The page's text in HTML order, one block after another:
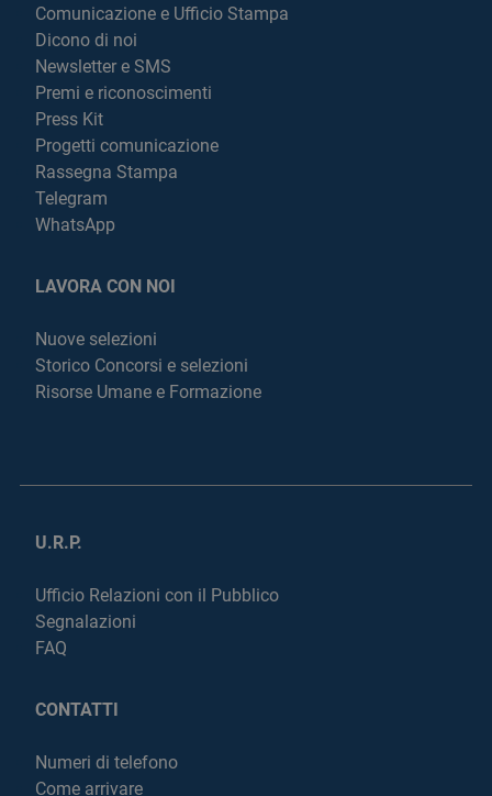
Comunicazione e Ufficio Stampa
Dicono di noi
Newsletter e SMS
Premi e riconoscimenti
Press Kit
Progetti comunicazione
Rassegna Stampa
Telegram
WhatsApp
LAVORA CON NOI
Nuove selezioni
Storico Concorsi e selezioni
Risorse Umane e Formazione
U.R.P.
Ufficio Relazioni con il Pubblico
Segnalazioni
FAQ
CONTATTI
Numeri di telefono
Come arrivare